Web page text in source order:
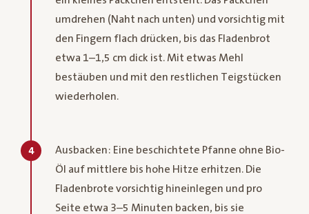
umdrehen (Naht nach unten) und vorsichtig mit
den Fingern flach drücken, bis das Fladenbrot
etwa 1–1,5 cm dick ist. Mit etwas Mehl
bestäuben und mit den restlichen Teigstücken
wiederholen.
4
Ausbacken: Eine beschichtete Pfanne ohne Bio-
Öl auf mittlere bis hohe Hitze erhitzen. Die
Fladenbrote vorsichtig hineinlegen und pro
Seite etwa 3–5 Minuten backen, bis sie